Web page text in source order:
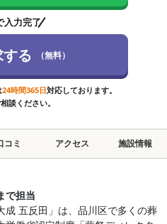
入力完了
る （無料）
24時間365日対応しております。
談ください。
コミ アクセス 施設情報
で担当
成 五反田」は、品川区で多くの葬